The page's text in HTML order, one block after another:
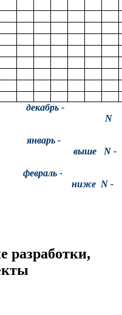
-
- N
-
N -
-
N -
……%
разработки,